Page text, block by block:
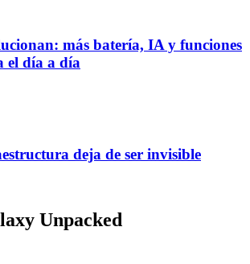
más batería, IA y funciones
el día a día
deja de ser invisible
Unpacked